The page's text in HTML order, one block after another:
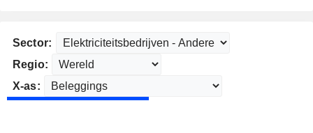
Sector:
Regio:
X-as: